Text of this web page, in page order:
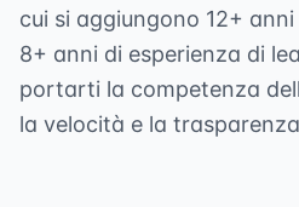
cui si aggiungono 12+
8+ anni di esperienza di
portarti la competenza
la velocità e la